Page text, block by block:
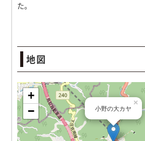
た。
地図
小野の大カヤ